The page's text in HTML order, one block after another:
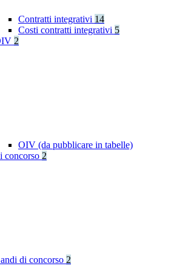
Contratti integrativi 14
Costi contratti integrativi 5
2
OIV (da pubblicare in tabelle)
concorso 2
di concorso 2